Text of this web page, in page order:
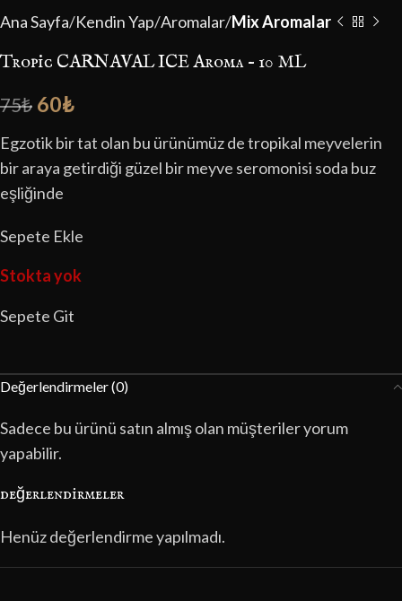
Ana Sayfa Kendin Yap Aromalar Mix Aromalar
Tropic CARNAVAL ICE Aroma – 10 ML
75₺ 60₺
Egzotik bir tat olan bu ürünümüz de tropikal meyvelerin
bir araya getirdiği güzel bir meyve seromonisi soda buz
eşliğinde
Sepete Ekle
Stokta yok
Sepete Git
Değerlendirmeler (0)
değerlendirmeler
Henüz değerlendirme yapılmadı.
Sadece bu ürünü satın almış olan müşteriler yorum
yapabilir.